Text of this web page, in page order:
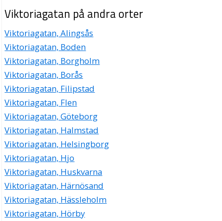
Viktoriagatan på andra orter
Viktoriagatan, Alingsås
Viktoriagatan, Boden
Viktoriagatan, Borgholm
Viktoriagatan, Borås
Viktoriagatan, Filipstad
Viktoriagatan, Flen
Viktoriagatan, Göteborg
Viktoriagatan, Halmstad
Viktoriagatan, Helsingborg
Viktoriagatan, Hjo
Viktoriagatan, Huskvarna
Viktoriagatan, Härnösand
Viktoriagatan, Hässleholm
Viktoriagatan, Hörby